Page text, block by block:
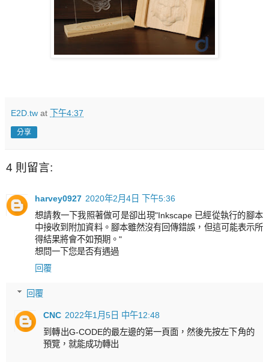
E2D.tw at 下午4:37
分享
4 則留言:
harvey0927 2020年2月4日 下午5:36
想請教一下我照著做可是卻出現"Inkscape 已經從執行的腳本
中接收到附加資料。腳本雖然沒有回傳錯誤，但這可能表示所
得結果將會不如預期。"
想問一下您是否有遇過
回覆
回覆
CNC 2022年1月5日 中午12:48
到轉出G-CODE的最左邊的第一頁面，然後先按左下角的
預覽，就能成功轉出